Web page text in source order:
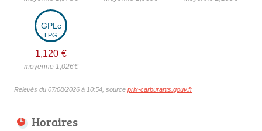
GPLc
LPG
1,120 €
moyenne 1,026€
Relevés du 07/08/2026 à 10:54, source prix-carburants.gouv.fr
Horaires